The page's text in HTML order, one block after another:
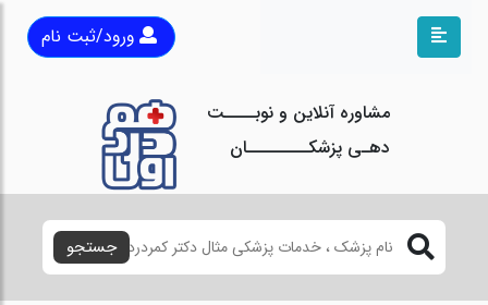
ورود/ثبت نام
مشاوره آنلاین و نوبــــت
دهـی پزشکــــــــان
جستجو